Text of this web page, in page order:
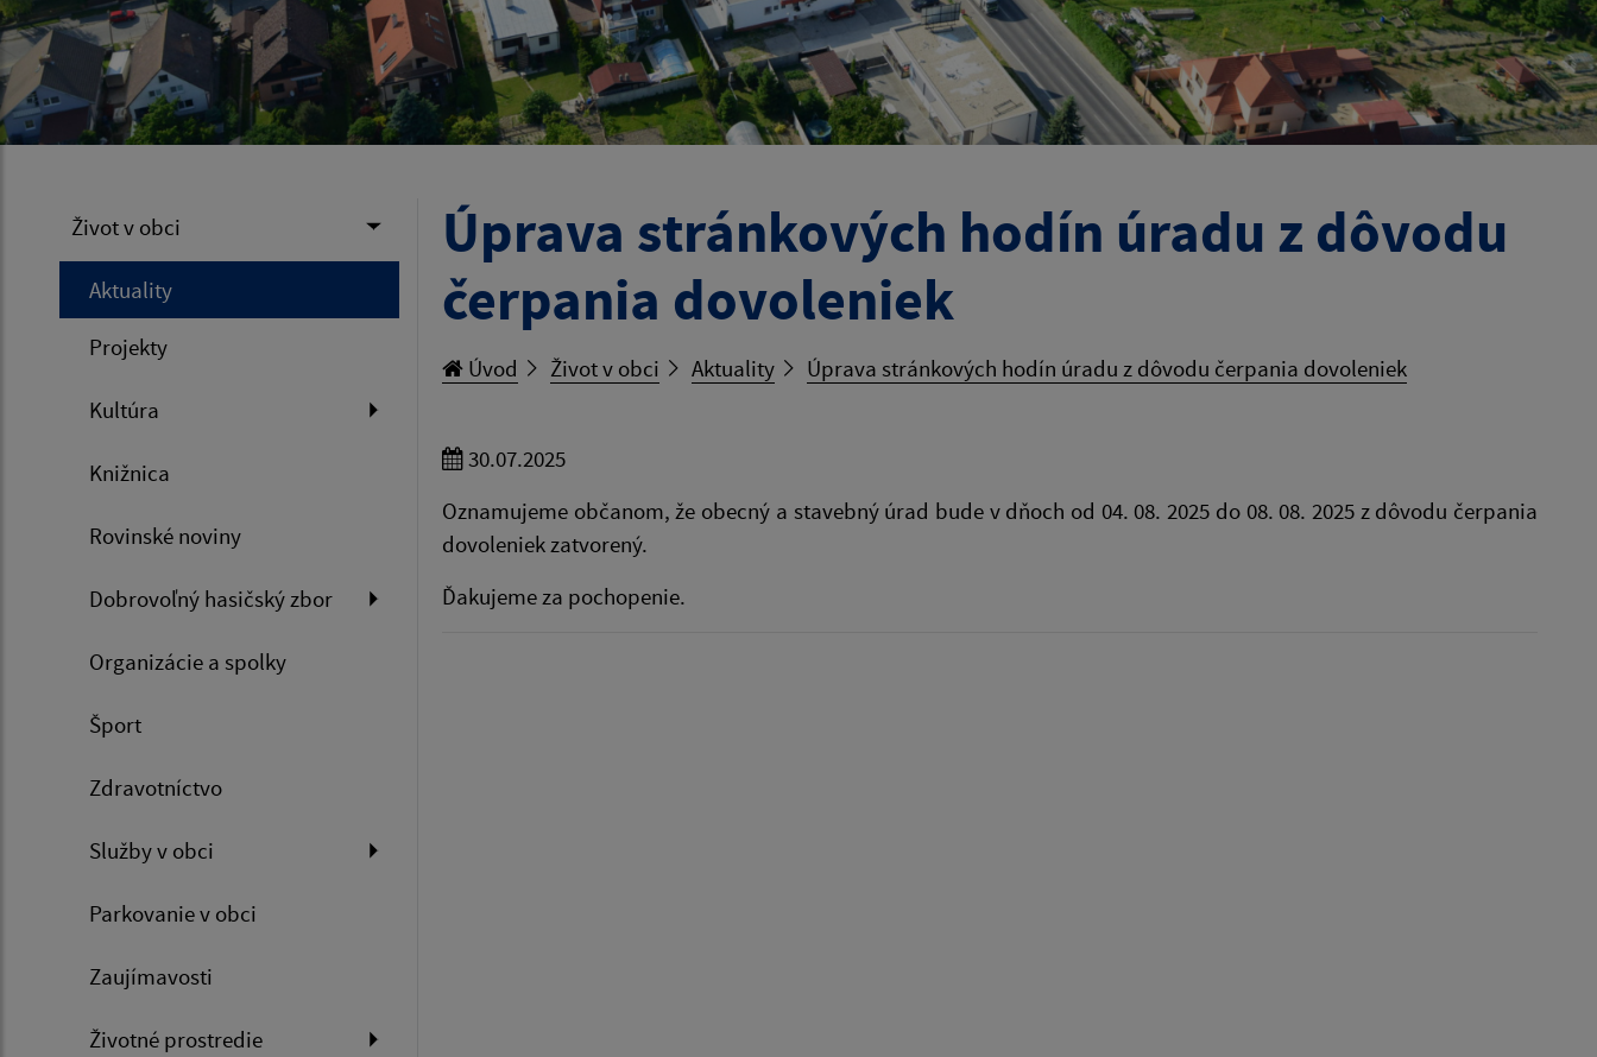
Život v obci
Aktuality
Projekty
Kultúra
Knižnica
Rovinské noviny
Dobrovoľný hasičský zbor
Organizácie a spolky
Šport
Zdravotníctvo
Služby v obci
Parkovanie v obci
Zaujímavosti
Životné prostredie
Úprava stránkových hodín úradu z dôvodu
čerpania dovoleniek
Úvod Život v obci Aktuality Úprava stránkových hodín úradu z dôvodu čerpania dovoleniek
30.07.2025
Oznamujeme občanom, že obecný a stavebný úrad bude v dňoch od 04. 08. 2025 do 08. 08. 2025 z dôvodu čerpania
dovoleniek zatvorený.
Ďakujeme za pochopenie.